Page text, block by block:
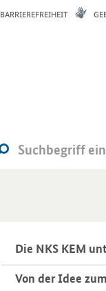
BARRIEREFREIHEIT
Die NKS KEM
Von der Idee